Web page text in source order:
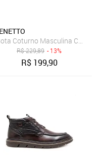
Couro Preto 2505_00P
Coturno Masculina Cano
R$229,89 - 13%
R$ 199,90